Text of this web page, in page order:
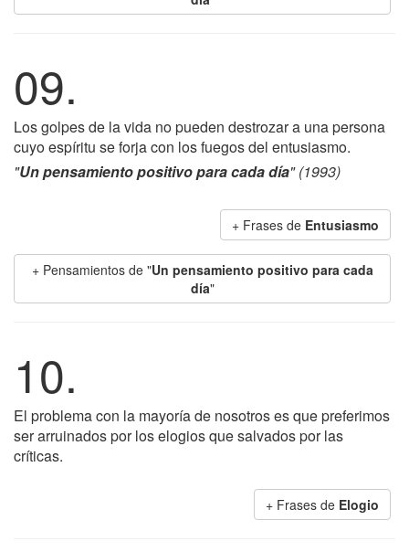
09.
Los golpes de la vida no pueden destrozar a una persona
cuyo espíritu se forja con los fuegos del entusiasmo.
"Un pensamiento positivo para cada día" (1993)
+ Frases de Entusiasmo
+ Pensamientos de "Un pensamiento positivo para cada
día"
10.
El problema con la mayoría de nosotros es que preferimos
ser arruinados por los elogios que salvados por las
críticas.
+ Frases de Elogio